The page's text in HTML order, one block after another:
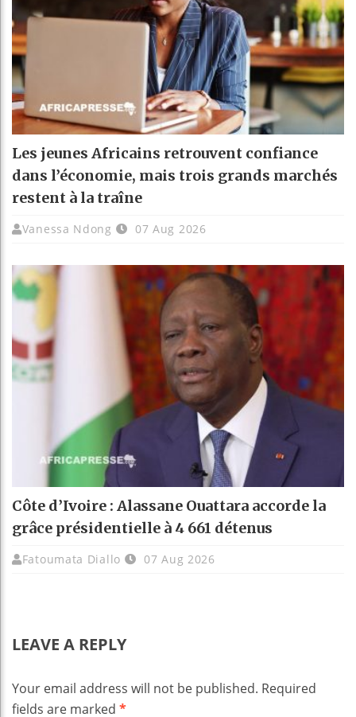
Les jeunes Africains retrouvent confiance
dans l’économie, mais trois grands marchés
restent à la traîne
Vanessa Ndong 07 Aug 2026
Côte d’Ivoire : Alassane Ouattara accorde la
grâce présidentielle à 4 661 détenus
Fatoumata Diallo 07 Aug 2026
LEAVE A REPLY
Your email address will not be published. Required
fields are marked *